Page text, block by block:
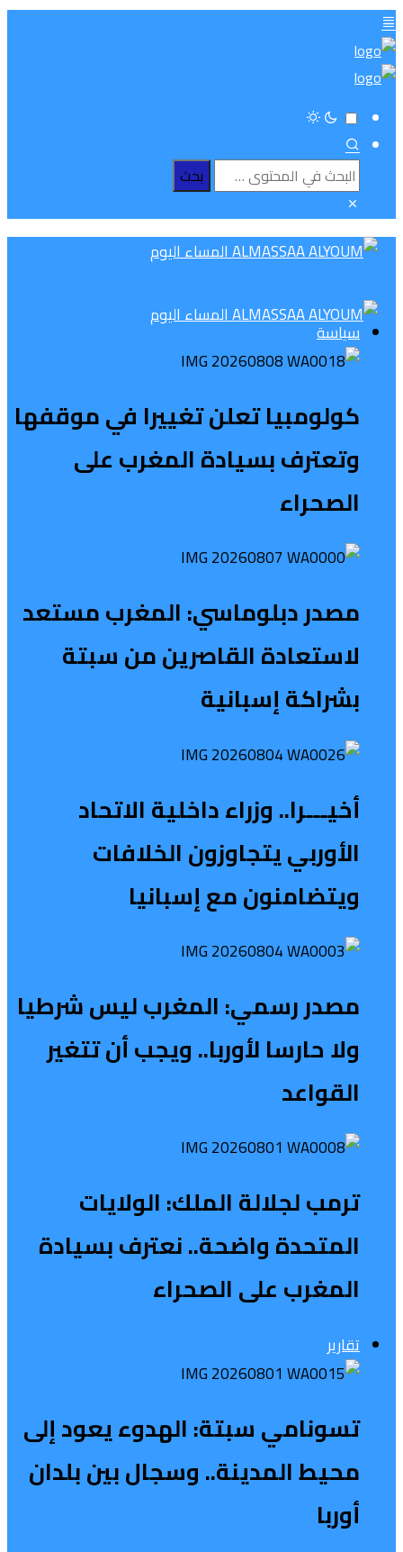
سياسة
كولومبيا تعلن تغييرا في موقفها
وتعترف بسيادة المغرب على
الصحراء
مصدر دبلوماسي: المغرب مستعد
لاستعادة القاصرين من سبتة
بشراكة إسبانية
أخيـــرا.. وزراء داخلية الاتحاد
الأوربي يتجاوزون الخلافات
ويتضامنون مع إسبانيا
مصدر رسمي: المغرب ليس شرطيا
ولا حارسا لأوربا.. ويجب أن تتغير
القواعد
ترمب لجلالة الملك: الولايات
المتحدة واضحة.. نعترف بسيادة
المغرب على الصحراء
تقارير
تسونامي سبتة: الهدوء يعود إلى
محيط المدينة.. وسجال بين بلدان
أوربا